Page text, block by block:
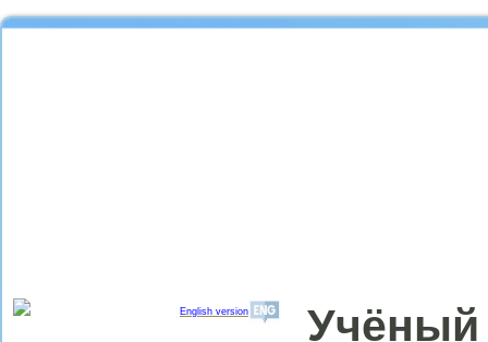
English version Учёный